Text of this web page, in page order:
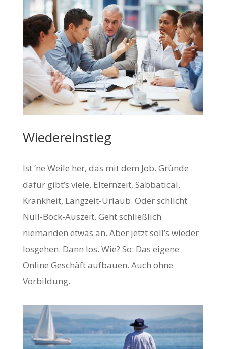
Wiedereinstieg
Ist ‘ne Weile her, das mit dem Job. Gründe
dafür gibt’s viele. Elternzeit, Sabbatical,
Krankheit, Langzeit-Urlaub. Oder schlicht
Null-Bock-Auszeit. Geht schließlich
niemanden etwas an. Aber jetzt soll’s wieder
losgehen. Dann los. Wie? So: Das eigene
Online Geschäft aufbauen. Auch ohne
Vorbildung.